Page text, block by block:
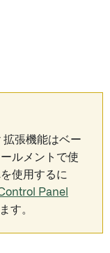
張機能はベー
ルメントで使
使用するに
Panel
す。